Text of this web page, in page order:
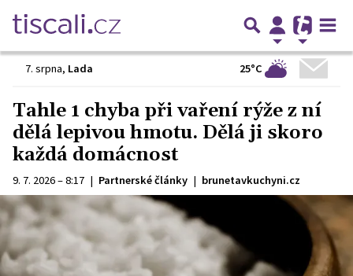
7. srpna, Lada 25°C
Tahle 1 chyba při vaření rýže z ní
dělá lepivou hmotu. Dělá ji skoro
každá domácnost
9. 7. 2026 – 8:17 | Partnerské články | brunetavkuchyni.cz